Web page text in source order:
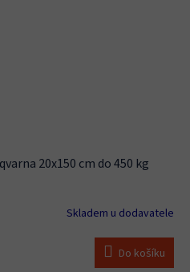
20x150 cm do 450 kg
Skladem u dodavatele
Do košíku